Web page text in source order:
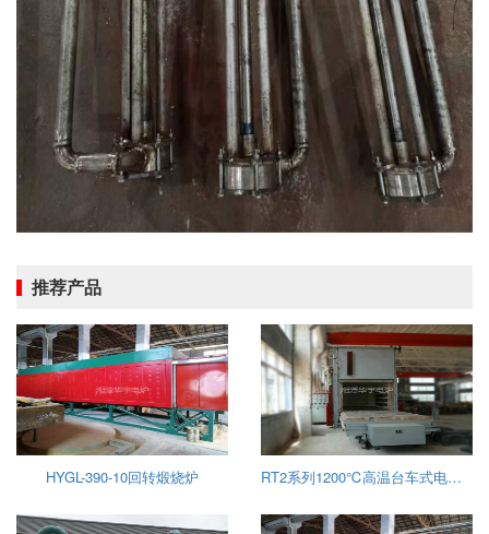
推荐产品
HYGL-390-10回转煅烧炉 RT2系列1200℃高温台车式电阻炉